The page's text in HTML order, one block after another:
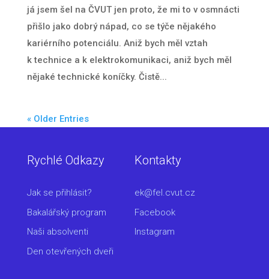
já jsem šel na ČVUT jen proto, že mi to v osmnácti
přišlo jako dobrý nápad, co se týče nějakého
kariérního potenciálu. Aniž bych měl vztah
k technice a k elektrokomunikaci, aniž bych měl
nějaké technické koníčky. Čistě...
« Older Entries
Rychlé Odkazy
Jak se přihlásit?
Bakalářský program
Naši absolventi
Den otevřených dveři
Kontakty
ek@fel.cvut.cz
Facebook
Instagram